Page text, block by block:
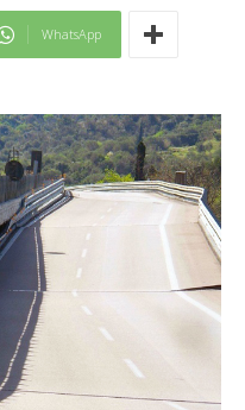
WhatsApp